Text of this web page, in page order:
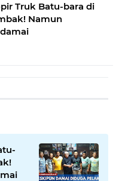
Truk Batu-bara di
Namun